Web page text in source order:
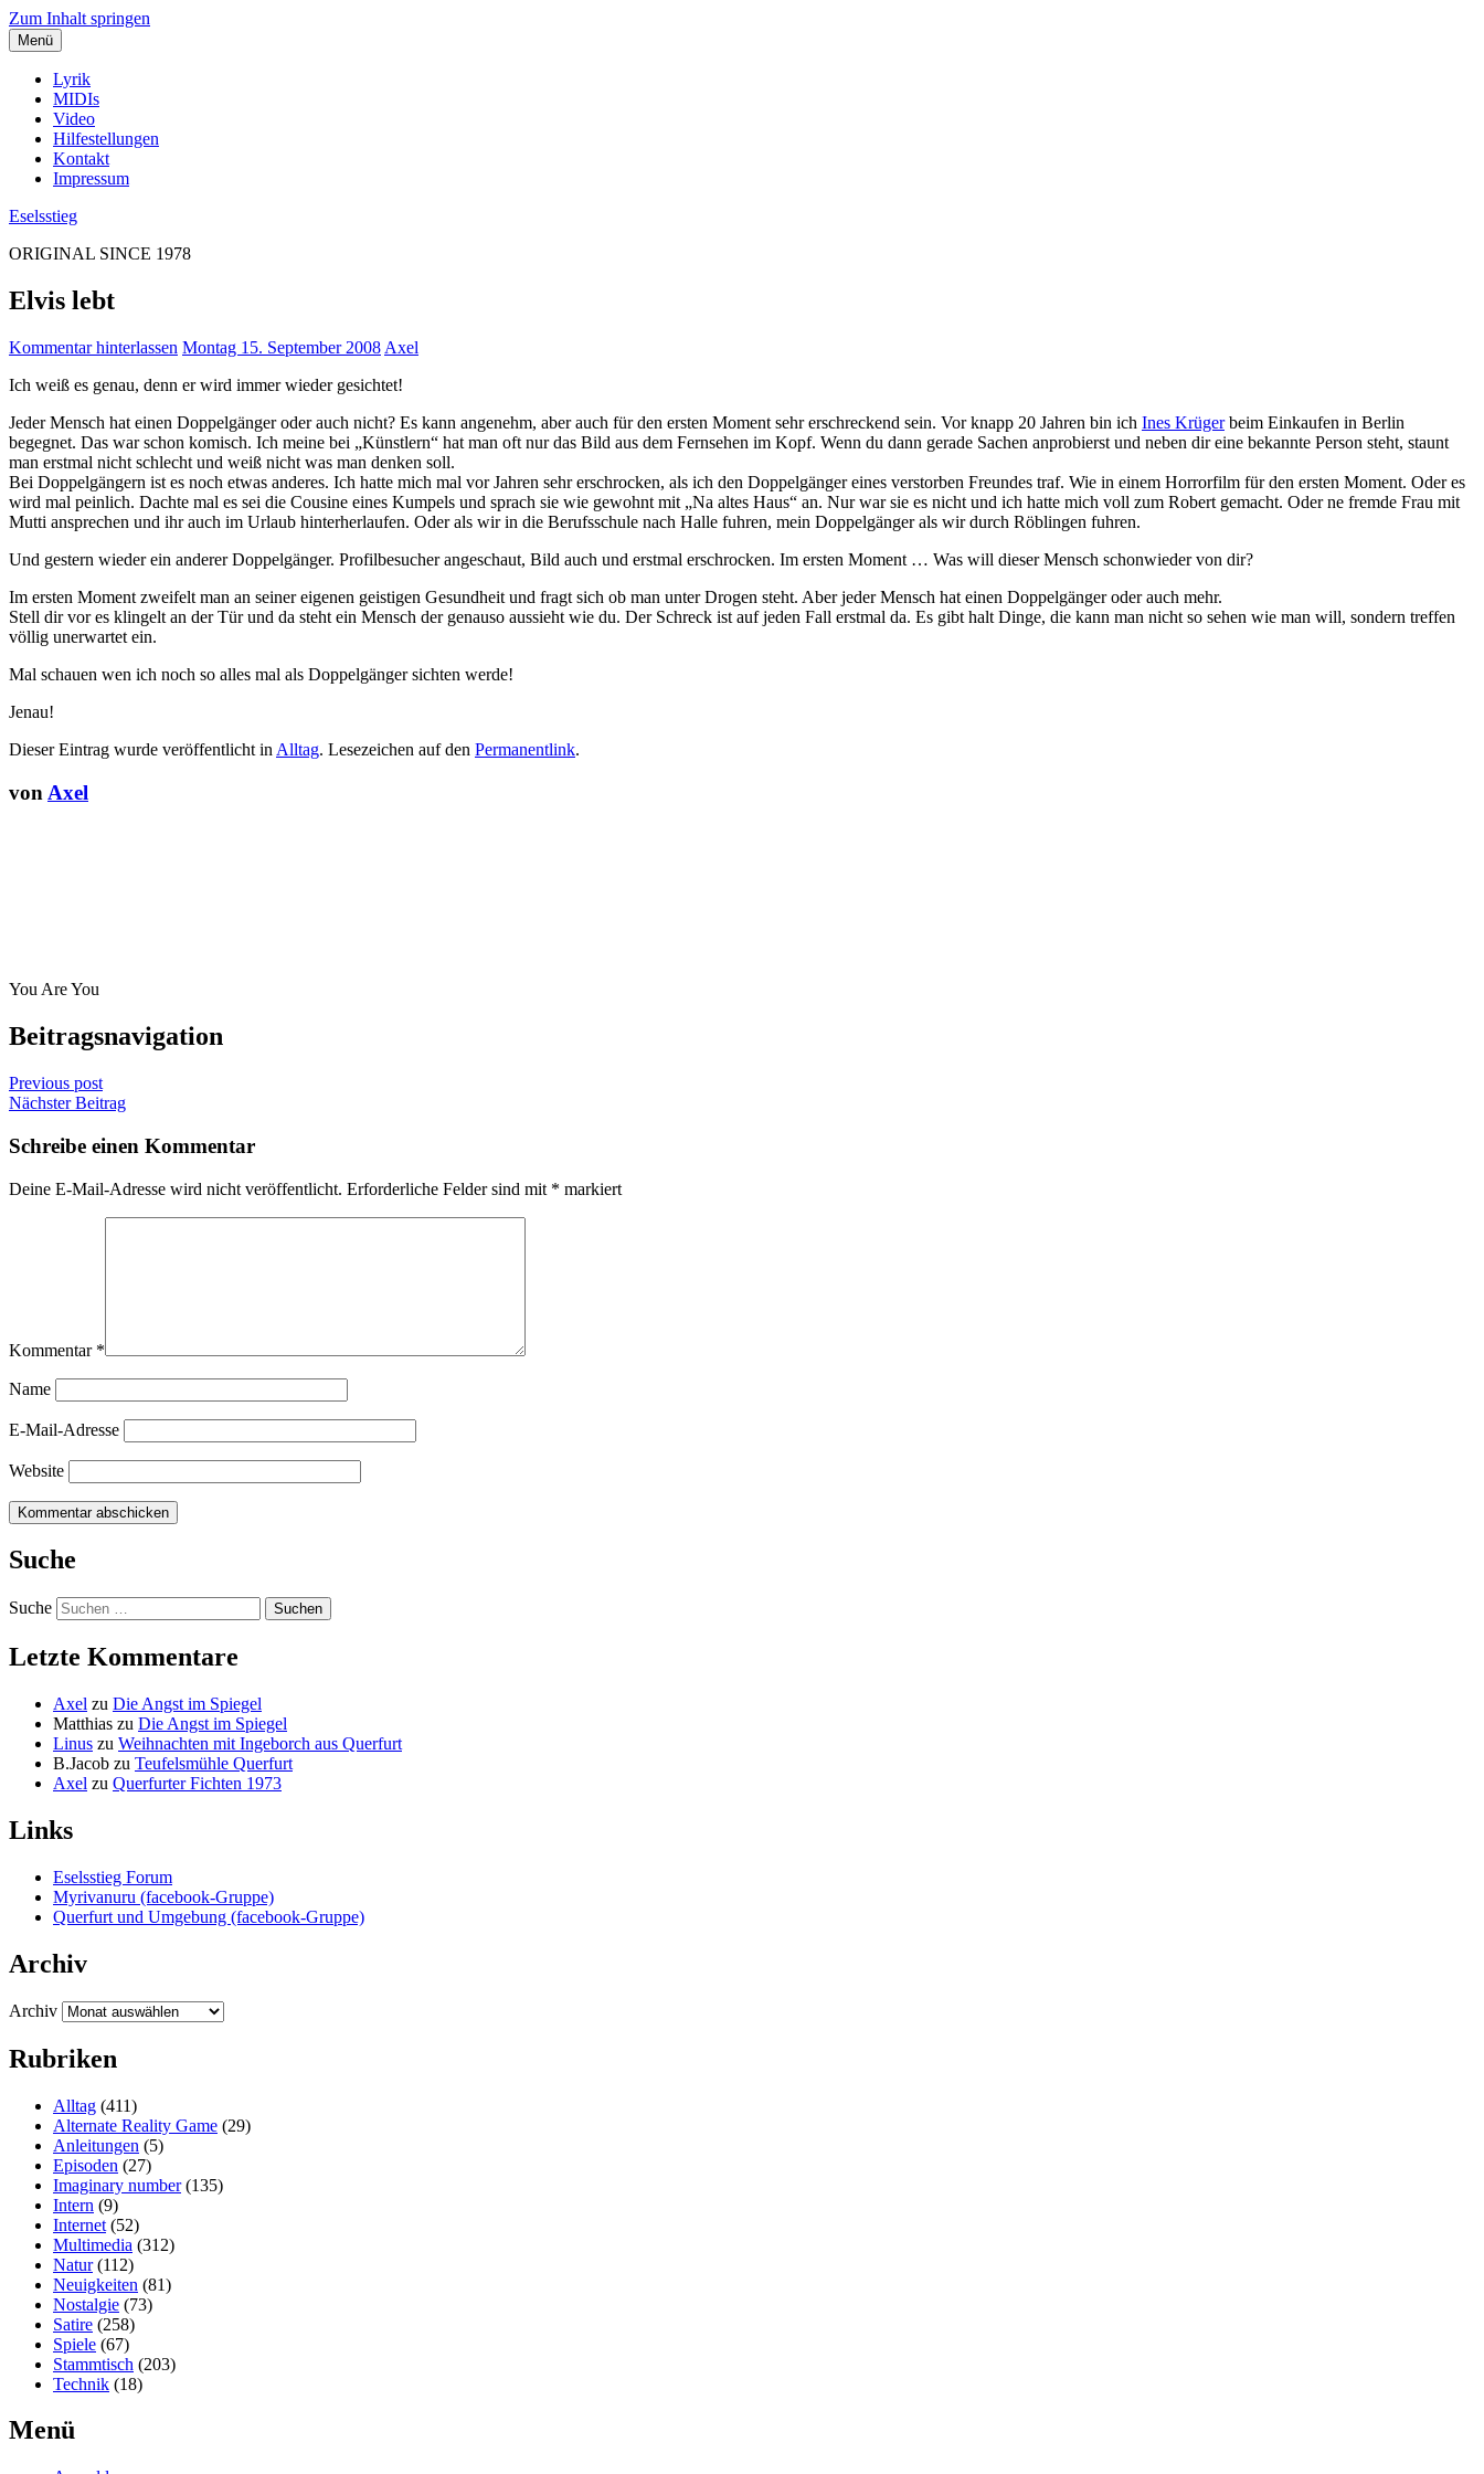
Zum Inhalt springen
Menü
Lyrik
MIDIs
Video
Hilfestellungen
Kontakt
Impressum
Eselsstieg
ORIGINAL SINCE 1978
Elvis lebt
Kommentar hinterlassen Montag 15. September 2008 Axel
Ich weiß es genau, denn er wird immer wieder gesichtet!
Jeder Mensch hat einen Doppelgänger oder auch nicht? Es kann angenehm, aber auch für den ersten Moment sehr erschreckend sein. Vor knapp 20 Jahren bin ich Ines Krügerbeim Einkaufen in Berlin
begegnet. Das war schon komisch. Ich meine bei „Künstlern“ hat man oft nur das Bild aus dem Fernsehen im Kopf. Wenn du dann gerade Sachen anprobierst und neben dir eine bekannte Person steht, staunt
man erstmal nicht schlecht und weiß nicht was man denken soll.
Bei Doppelgängern ist es noch etwas anderes. Ich hatte mich mal vor Jahren sehr erschrocken, als ich den Doppelgänger eines verstorben Freundes traf. Wie in einem Horrorfilm für den ersten Moment. Oder es
wird mal peinlich. Dachte mal es sei die Cousine eines Kumpels und sprach sie wie gewohnt mit „Na altes Haus“ an. Nur war sie es nicht und ich hatte mich voll zum Robert gemacht. Oder ne fremde Frau mit
Mutti ansprechen und ihr auch im Urlaub hinterherlaufen. Oder als wir in die Berufsschule nach Halle fuhren, mein Doppelgänger als wir durch Röblingen fuhren.
Und gestern wieder ein anderer Doppelgänger. Profilbesucher angeschaut, Bild auch und erstmal erschrocken. Im ersten Moment … Was will dieser Mensch schonwieder von dir?
Im ersten Moment zweifelt man an seiner eigenen geistigen Gesundheit und fragt sich ob man unter Drogen steht. Aber jeder Mensch hat einen Doppelgänger oder auch mehr.
Stell dir vor es klingelt an der Tür und da steht ein Mensch der genauso aussieht wie du. Der Schreck ist auf jeden Fall erstmal da. Es gibt halt Dinge, die kann man nicht so sehen wie man will, sondern treffen
völlig unerwartet ein.
Mal schauen wen ich noch so alles mal als Doppelgänger sichten werde!
Jenau!
Dieser Eintrag wurde veröffentlicht in Alltag. Lesezeichen auf den Permanentlink.
von Axel
You Are You
Beitragsnavigation
Previous post
Nächster Beitrag
Schreibe einen Kommentar
Deine E-Mail-Adresse wird nicht veröffentlicht. Erforderliche Felder sind mit * markiert
Kommentar *
Name
E-Mail-Adresse
Website
Suche
Suche
Letzte Kommentare
Axel zu Die Angst im Spiegel
Matthias zu Die Angst im Spiegel
Linus zu Weihnachten mit Ingeborch aus Querfurt
B.Jacob zu Teufelsmühle Querfurt
Axel zu Querfurter Fichten 1973
Links
Eselsstieg Forum
Myrivanuru (facebook-Gruppe)
Querfurt und Umgebung (facebook-Gruppe)
Archiv
Archiv
Rubriken
Alltag (411)
Alternate Reality Game (29)
Anleitungen (5)
Episoden (27)
Imaginary number(135)
Intern (9)
Internet (52)
Multimedia (312)
Natur(112)
Neuigkeiten (81)
Nostalgie (73)
Satire (258)
Spiele (67)
Stammtisch (203)
Technik (18)
Menü